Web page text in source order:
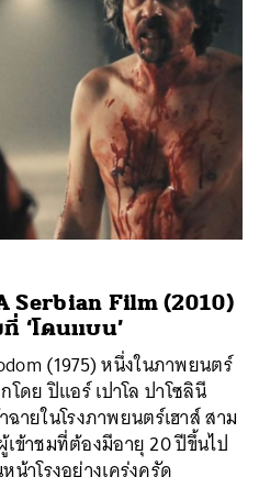
Serbian Film (2010)
‘โดนแบน’
(1975) หนึ่งในภาพยนตร์
ดย ปิแอร์ เปาโล ปาโซลินี
ฉายในโรงภาพยนตร์เฮาส์ สาม
ข้าชมที่ต้องมีอายุ 20 ปีขึ้นไป
าโรงอย่างเคร่งครัด